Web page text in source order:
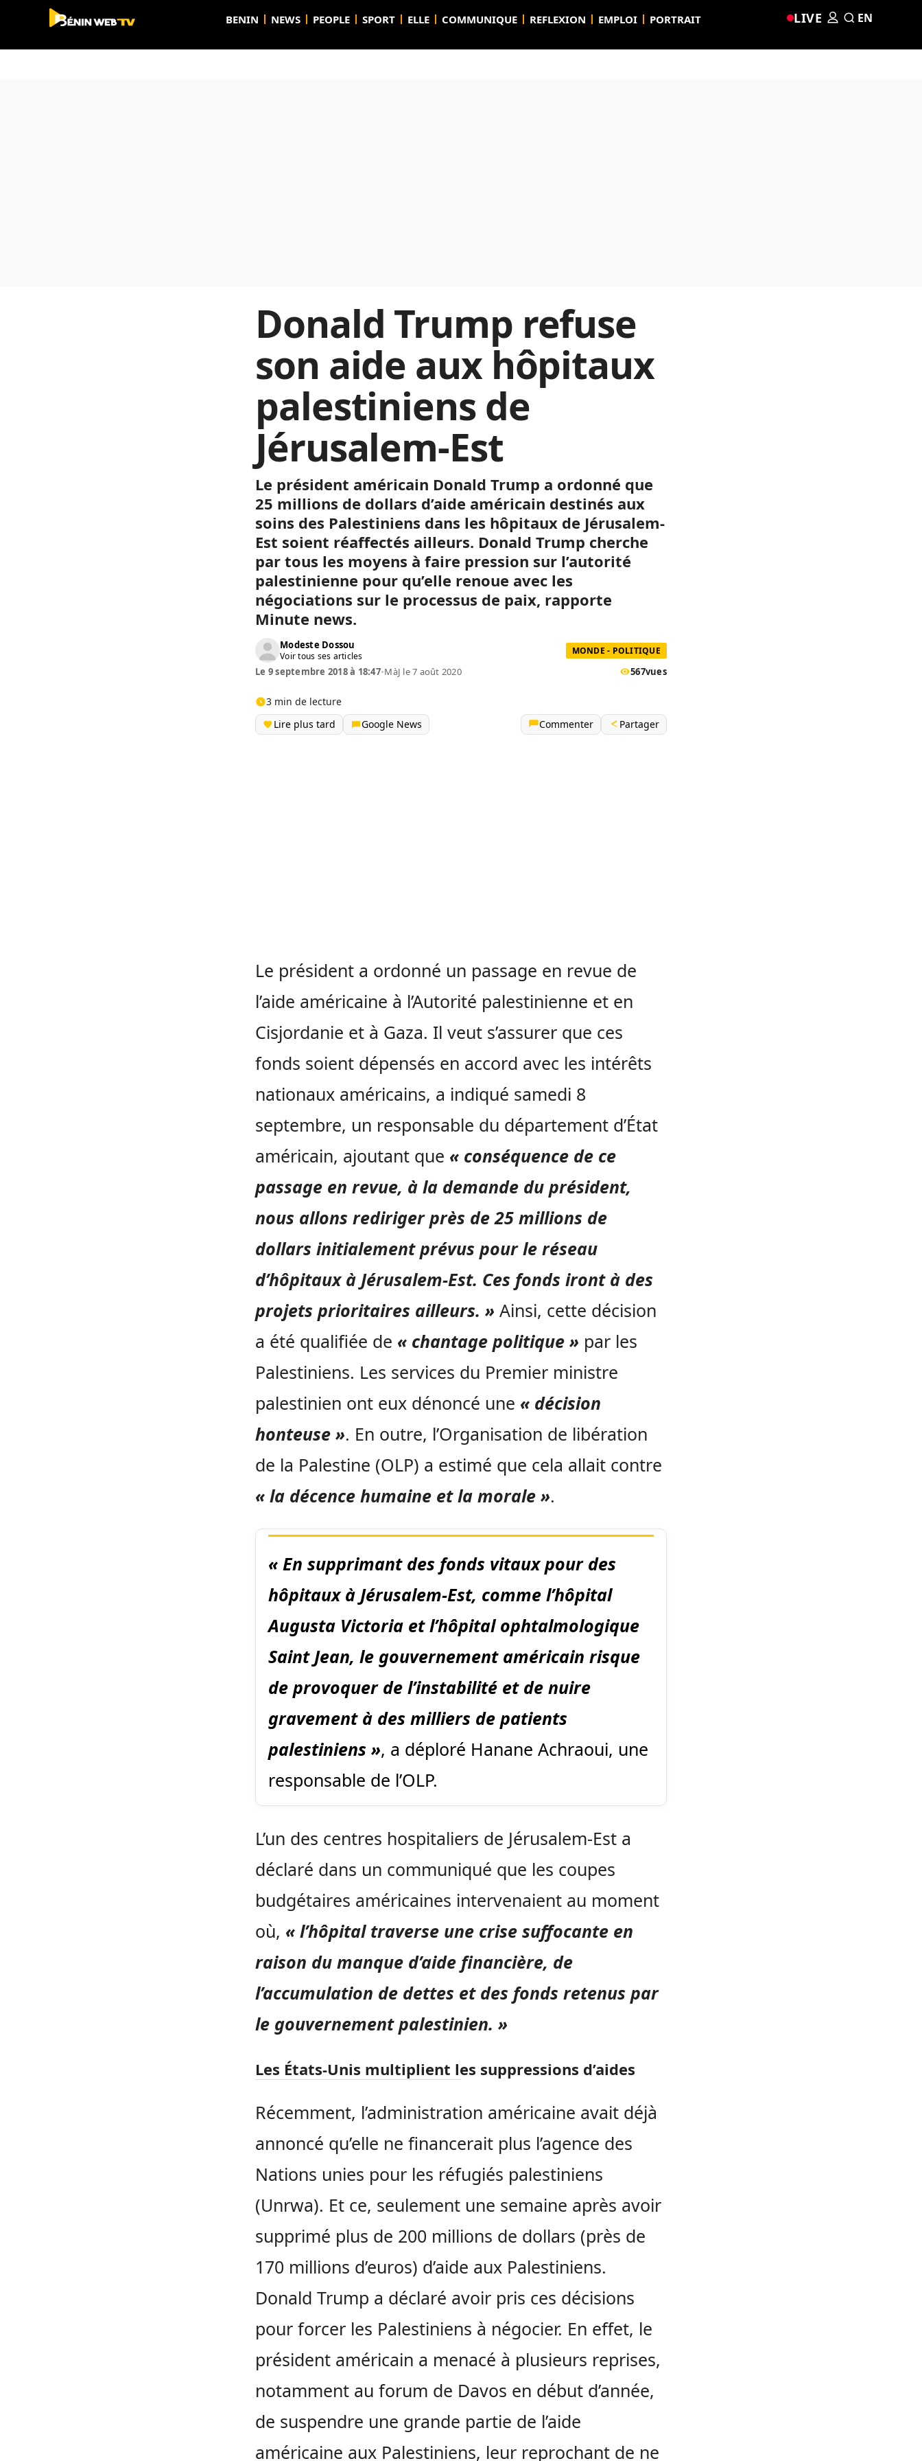
BENIN NEWS PEOPLE SPORT ELLE COMMUNIQUE REFLEXION EMPLOI PORTRAIT LIVE EN
Donald Trump refuse
son aide aux hôpitaux
palestiniens de
Jérusalem-Est
Le président américain Donald Trump a ordonné que
25 millions de dollars d’aide américain destinés aux
soins des Palestiniens dans les hôpitaux de Jérusalem-
Est soient réaffectés ailleurs. Donald Trump cherche
par tous les moyens à faire pression sur l’autorité
palestinienne pour qu’elle renoue avec les
négociations sur le processus de paix, rapporte
Minute news.
Modeste Dossou
Voir tous ses articles MONDE - POLITIQUE
Le 9 septembre 2018 à 18:47•MàJ le 7 août 2020 567vues
3 min de lecture
Lire plus tard
Google News Commenter Partager
Le président a ordonné un passage en revue de
l’aide américaine à l’Autorité palestinienne et en
Cisjordanie et à Gaza. Il veut s’assurer que ces
fonds soient dépensés en accord avec les intérêts
nationaux américains, a indiqué samedi 8
septembre, un responsable du département d’État
américain, ajoutant que « conséquence de ce
passage en revue, à la demande du président,
nous allons rediriger près de 25 millions de
dollars initialement prévus pour le réseau
d’hôpitaux à Jérusalem-Est. Ces fonds iront à des
projets prioritaires ailleurs. » Ainsi, cette décision
a été qualifiée de « chantage politique » par les
Palestiniens. Les services du Premier ministre
palestinien ont eux dénoncé une « décision
honteuse ». En outre, l’Organisation de libération
de la Palestine (OLP) a estimé que cela allait contre
« la décence humaine et la morale ».
« En supprimant des fonds vitaux pour des
hôpitaux à Jérusalem-Est, comme l’hôpital
Augusta Victoria et l’hôpital ophtalmologique
Saint Jean, le gouvernement américain risque
de provoquer de l’instabilité et de nuire
gravement à des milliers de patients
palestiniens », a déploré Hanane Achraoui, une
responsable de l’OLP.
L’un des centres hospitaliers de Jérusalem-Est a
déclaré dans un communiqué que les coupes
budgétaires américaines intervenaient au moment
où, « l’hôpital traverse une crise suffocante en
raison du manque d’aide financière, de
l’accumulation de dettes et des fonds retenus par
le gouvernement palestinien. »
Les États-Unis multiplient les suppressions d’aides
Récemment, l’administration américaine avait déjà
annoncé qu’elle ne financerait plus l’agence des
Nations unies pour les réfugiés palestiniens
(Unrwa). Et ce, seulement une semaine après avoir
supprimé plus de 200 millions de dollars (près de
170 millions d’euros) d’aide aux Palestiniens.
Donald Trump a déclaré avoir pris ces décisions
pour forcer les Palestiniens à négocier. En effet, le
président américain a menacé à plusieurs reprises,
notamment au forum de Davos en début d’année,
de suspendre une grande partie de l’aide
américaine aux Palestiniens, leur reprochant de ne